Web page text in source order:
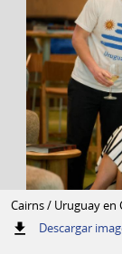
Cairns / Uruguay en
Descargar